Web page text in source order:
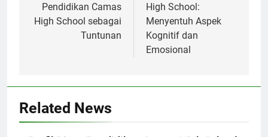
Pendidikan Camas
High School sebagai
Tuntunan
High School:
Menyentuh Aspek
Kognitif dan
Emosional
Related News